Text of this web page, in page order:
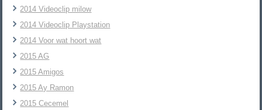
2014 Videoclip milow
2014 Videoclip Playstation
2014 Voor wat hoort wat
2015 AG
2015 Amigos
2015 Ay Ramon
2015 Cecemel